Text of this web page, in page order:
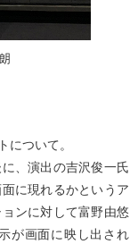
について。
、演出の吉沢俊一氏
に現れるかというア
ンに対して富野由悠
が画面に映し出され